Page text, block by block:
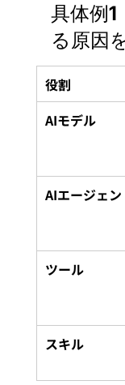
具体例
る原因
役割
AIモデル
AIエージェン
ツール
スキル